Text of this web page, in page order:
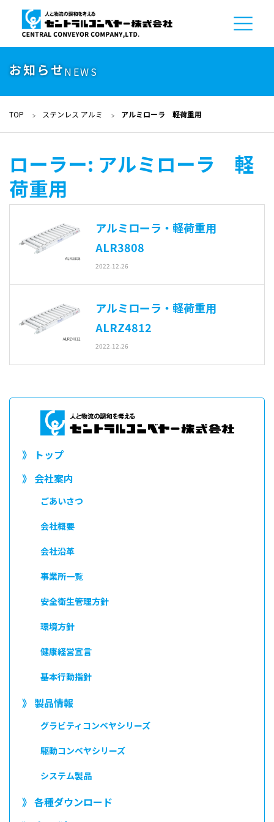
お知らせNEWS
TOP ステンレス アルミ アルミローラ 軽荷重用
ローラー: アルミローラ 軽
荷重用
アルミローラ・軽荷重用
ALR3808
2022.12.26
アルミローラ・軽荷重用
ALRZ4812
2022.12.26
》 トップ
》 会社案内
ごあいさつ
会社概要
会社沿革
事業所一覧
安全衛生管理方針
環境方針
健康経営宣言
基本行動指針
》 製品情報
グラビティコンベヤシリーズ
駆動コンベヤシリーズ
システム製品
》 各種ダウンロード